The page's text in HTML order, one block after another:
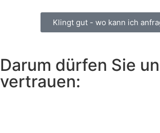
Klingt gut - wo kann ich
Darum dürfen Sie
vertrauen: